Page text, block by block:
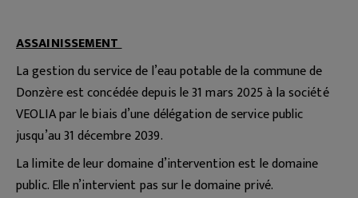
ASSAINISSEMENT
La gestion du service de l’eau potable de la commune de
Donzère est concédée depuis le 31 mars 2025 à la société
VEOLIA par le biais d’une délégation de service public
jusqu’au 31 décembre 2039.
La limite de leur domaine d’intervention est le domaine
public. Elle n’intervient pas sur le domaine privé.